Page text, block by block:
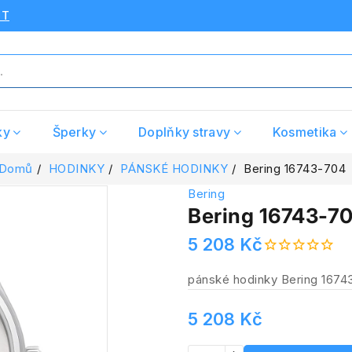
Šperky Doplňky stravy Kosmetika
Domů HODINKY PÁNSKÉ HODINKY
Bering 16743-704
Bering
Bering 16743-
5 208 Kč
pánské hodinky Bering
5 208 Kč